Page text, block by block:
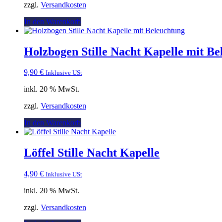
zzgl. Versandkosten
In den Warenkorb
Holzbogen Stille Nacht Kapelle mit
9,90 € Inklusive USt
inkl. 20 % MwSt.
zzgl. Versandkosten
In den Warenkorb
Löffel Stille Nacht Kapelle
4,90 € Inklusive USt
inkl. 20 % MwSt.
zzgl. Versandkosten